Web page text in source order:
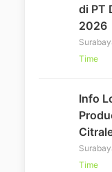
di PT
2026
Time
Info
Time